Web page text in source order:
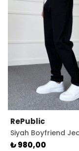
RePublic
Siyah Boyfriend
Kot Pantolon
₺ 980,00